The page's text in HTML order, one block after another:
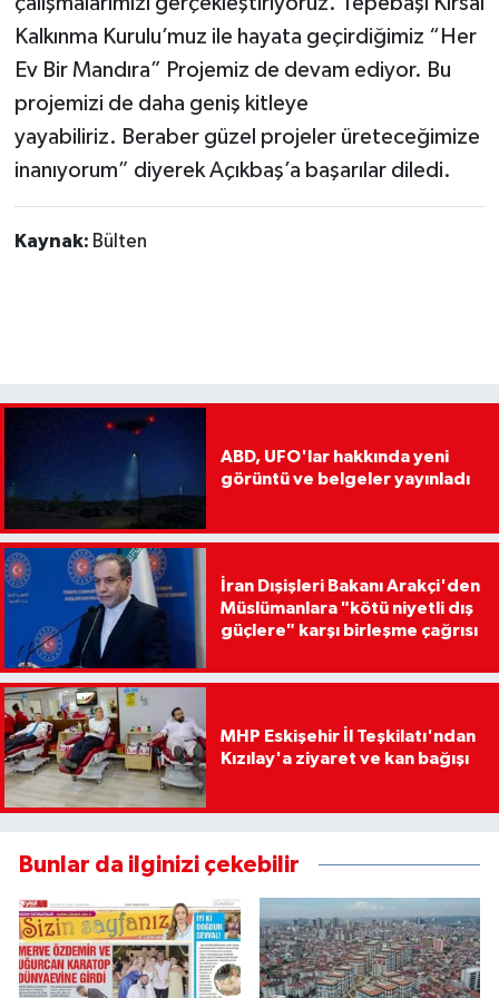
Kalkınma Kurulu’muz ile hayata geçirdiğimiz “Her
Ev Bir Mandıra” Projemiz de devam ediyor. Bu
projemizi de daha geniş kitleye
yayabiliriz. Beraber güzel projeler üreteceğimize
inanıyorum” diyerek Açıkbaş’a başarılar diledi.
Kaynak: Bülten
ABD, UFO'lar hakkında yeni
görüntü ve belgeler yayınladı
İran Dışişleri Bakanı Arakçi'den
Müslümanlara "kötü niyetli dış
güçlere" karşı birleşme çağrısı
MHP Eskişehir İl Teşkilatı'ndan
Kızılay'a ziyaret ve kan bağışı
Bunlar da ilginizi çekebilir